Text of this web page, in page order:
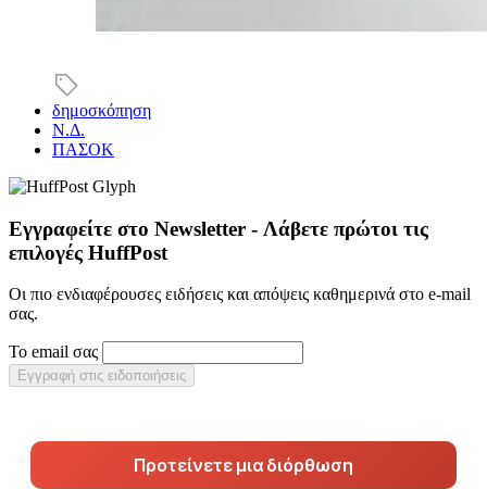
δημοσκόπηση
Ν.Δ.
ΠΑΣΟΚ
Εγγραφείτε στο Newsletter - Λάβετε πρώτοι τις
επιλογές HuffPost
Οι πιο ενδιαφέρουσες ειδήσεις και απόψεις καθημερινά στο e-mail
σας.
Το email σας
Εγγραφή στις ειδοποιήσεις
Προτείνετε μια διόρθωση